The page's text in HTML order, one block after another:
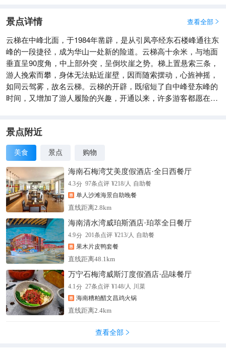
景点详情 查看全部 
云梯在中峰北面，于1984年凿辟，是从引凤亭经东石楼峰通往东
峰的一段捷径，成为华山一处新的险道。云梯高十余米，与地面
垂直呈90度角，中上部外突，呈倒坎崖之势。梯上置悬索三条，
游人挽索而攀，身体无法贴近崖壁，因而随索摆动，心旌神摇，
如同云驾雾，故名云梯。云梯的开辟，既缩短了自中峰登东峰的
时间，又增加了游人履险的兴趣，开通以来，许多游客都愿在此
景点附近
美食 景点 购物
海南石梅湾艾美度假酒店·全日西餐厅
4.3分 97条点评 ¥218/人 自助餐
单人沙滩海景自助晚餐
直线距离2.8km
海南清水湾威珀斯酒店·珀萃全日餐厅
4.9分 201条点评 ¥213/人 自助餐
果木片皮鸭套餐
直线距离48.1km
万宁石梅湾威斯汀度假酒店·品味餐厅
4.1分 27条点评 ¥148/人 川菜
海南糟粕醋文昌鸡火锅
直线距离2.4km
查看全部 